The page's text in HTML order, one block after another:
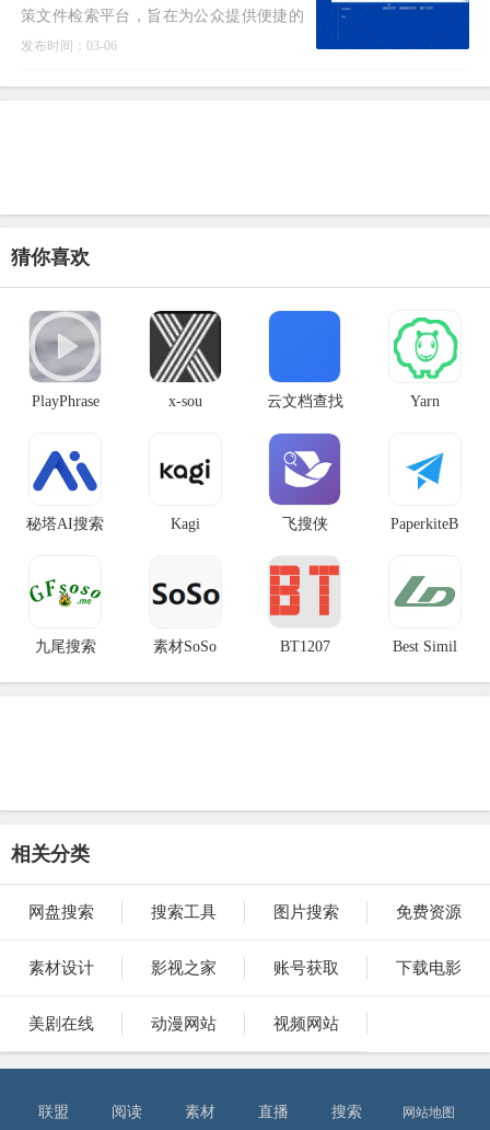
策文件检索平台，旨在为公众提供便捷的
政策文件查询服务。该文件库收录了国务
发布时间：03-06
猜你喜欢
PlayPhrase x-sou 云文档查找 Yarn
秘塔AI搜索 Kagi 飞搜侠 PaperkiteB
九尾搜索 素材SoSo BT1207 Best Simil
相关分类
网盘搜索 搜索工具 图片搜索 免费资源
素材设计 影视之家 账号获取 下载电影
美剧在线 动漫网站 视频网站
联盟 阅读 素材 直播 搜索 网站地图